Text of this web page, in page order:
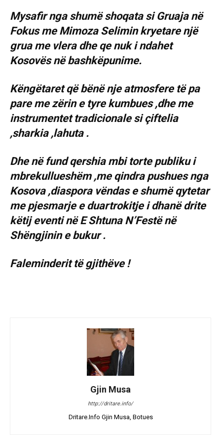
Mysafir nga shumë shoqata si Gruaja në
Fokus me Mimoza Selimin kryetare një
grua me vlera dhe qe nuk i ndahet
Kosovës në bashkëpunime.
Këngëtaret që bënë nje atmosfere të pa
pare me zërin e tyre kumbues ,dhe me
instrumentet tradicionale si çiftelia
,sharkia ,lahuta .
Dhe në fund qershia mbi torte publiku i
mbrekullueshëm ,me qindra pushues nga
Kosova ,diaspora vëndas e shumë qytetar
me pjesmarje e duartrokitje i dhanë drite
këtij eventi në E Shtuna N’Festë në
Shëngjinin e bukur .
Faleminderit të gjithëve !
Gjin Musa
http://dritare.info/
Dritare.Info Gjin Musa, Botues